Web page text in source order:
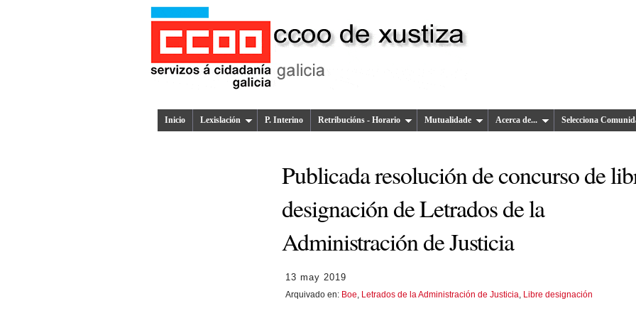
Inicio Lexislación P. Interino Retribucións - Horario Mutualidade Acerca de... Selecciona
Publicada resolución de concurso de
designación de Letrados de la
Administración de Justicia
13 may 2019
Arquivado en: Boe Letrados de la Administración de Justicia Libre designación